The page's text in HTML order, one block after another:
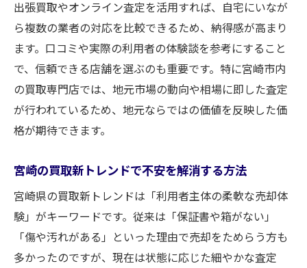
出張買取やオンライン査定を活用すれば、自宅にいなが
ら複数の業者の対応を比較できるため、納得感が高まり
ます。口コミや実際の利用者の体験談を参考にすること
で、信頼できる店舗を選ぶのも重要です。特に宮崎市内
の買取専門店では、地元市場の動向や相場に即した査定
が行われているため、地元ならではの価値を反映した価
格が期待できます。
宮崎の買取新トレンドで不安を解消する方法
宮崎県の買取新トレンドは「利用者主体の柔軟な売却体
験」がキーワードです。従来は「保証書や箱がない」
「傷や汚れがある」といった理由で売却をためらう方も
多かったのですが、現在は状態に応じた細やかな査定